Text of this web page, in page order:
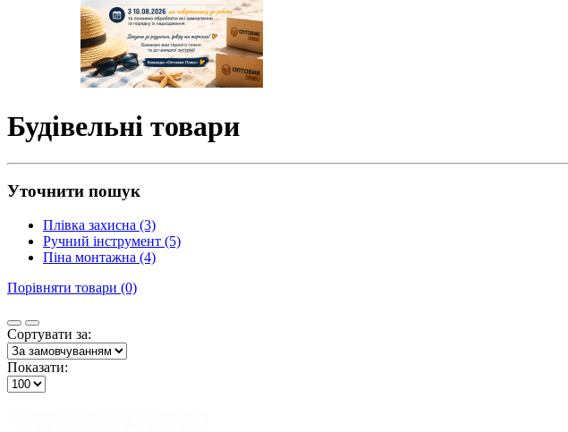
Будівельні товари
Уточнити пошук
Плівка захисна (3)
Ручний інструмент (5)
Піна монтажна (4)
Порівняти товари (0)
Сортувати за:
Показати: